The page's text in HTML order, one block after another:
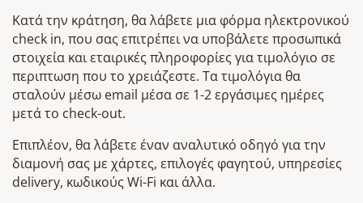
Κατά την κράτηση, θα λάβετε μια φόρμα ηλεκτρονικού
check in, που σας επιτρέπει να υποβάλετε προσωπικά
στοιχεία και εταιρικές πληροφορίες για τιμολόγιο σε
περιπτωση που το χρειάζεστε. Τα τιμολόγια θα
σταλούν μέσω email μέσα σε 1-2 εργάσιμες ημέρες
μετά το check-out.
Επιπλέον, θα λάβετε έναν αναλυτικό οδηγό για την
διαμονή σας με χάρτες, επιλογές φαγητού, υπηρεσίες
delivery, κωδικούς Wi-Fi και άλλα.